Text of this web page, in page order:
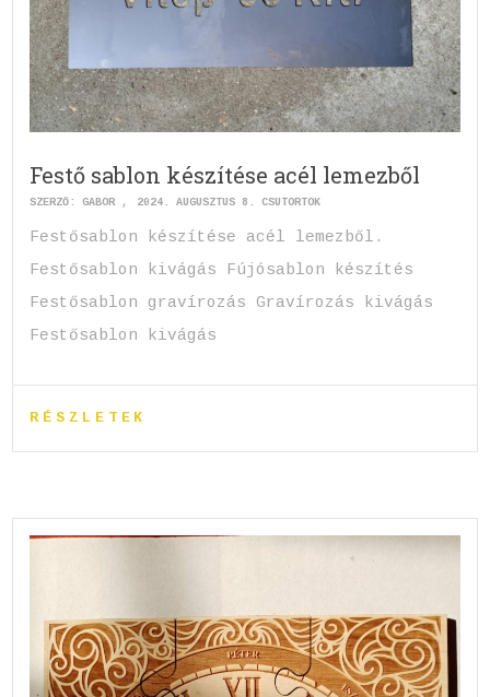
Festő sablon készítése acél lemezből
SZERZŐ:GABOR 2024. AUGUSZTUS 8. CSÜTÖRTÖK
Festősablon készítése acél lemezből.
Festősablon kivágás Fújósablon készítés
Festősablon gravírozás Gravírozás kivágás
Festősablon kivágás
RÉSZLETEK